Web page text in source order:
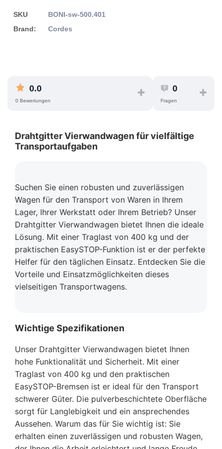
SKU
BONI-sw-500.401
Brand:
Cordes
0.0
0 Bewertungen
0
Fragen
Drahtgitter Vierwandwagen für vielfältige
Transportaufgaben
Suchen Sie einen robusten und zuverlässigen
Wagen für den Transport von Waren in Ihrem
Lager, Ihrer Werkstatt oder Ihrem Betrieb? Unser
Drahtgitter Vierwandwagen bietet Ihnen die ideale
Lösung. Mit einer Traglast von 400 kg und der
praktischen EasySTOP-Funktion ist er der perfekte
Helfer für den täglichen Einsatz. Entdecken Sie die
Vorteile und Einsatzmöglichkeiten dieses
vielseitigen Transportwagens.
Wichtige Spezifikationen
Unser Drahtgitter Vierwandwagen bietet Ihnen
hohe Funktionalität und Sicherheit. Mit einer
Traglast von 400 kg und den praktischen
EasySTOP-Bremsen ist er ideal für den Transport
schwerer Güter. Die pulverbeschichtete Oberfläche
sorgt für Langlebigkeit und ein ansprechendes
Aussehen. Warum das für Sie wichtig ist: Sie
erhalten einen zuverlässigen und robusten Wagen,